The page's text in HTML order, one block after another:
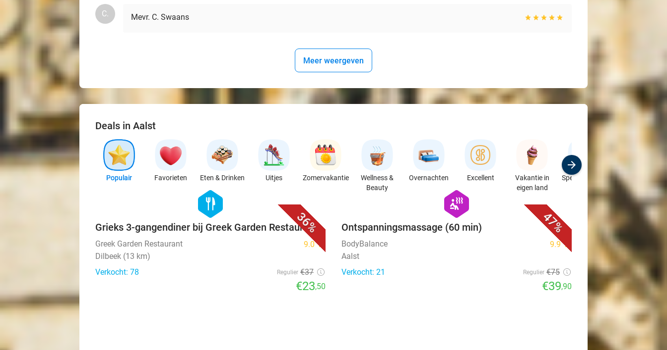
C. Mevr. C. Swaans
Meer weergeven
Deals in Aalst
Populair Favorieten Eten & Drinken Uitjes Zomervakantie
Wellness &
Beauty
Overnachten Excellent
Vakantie in
eigen land
Speciaalzaken
& Auto's
36%
hexagon
food
Grieks 3-gangendiner bij Greek Garden Restaurant
Greek Garden Restaurant 9.0star
Dilbeek (13 km)
Verkocht: 78
Regulier €37
€23,50
47%
hexagon
wellness
Ontspanningsmassage (60 min)
BodyBalance 9.9star
Aalst
Verkocht: 21
Regulier €75
€39,90